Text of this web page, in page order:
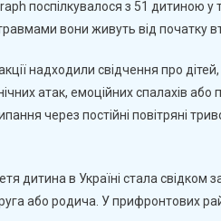
—
The
поспілкувалося з 51 дитиною у
вони живуть від початку
надходили свідчення про
атак, емоційних спалахів або
через постійні повітряні
дитина в Україні стала свідком
або родича. У прифронтових